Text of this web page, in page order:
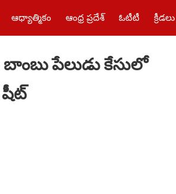
ఆధ్యాత్మికం ఆంధ్ర ప్రదేశ్ ఓటీటీ క్రీడలు
బాంబు పేలుడు కేసులో
షీట్